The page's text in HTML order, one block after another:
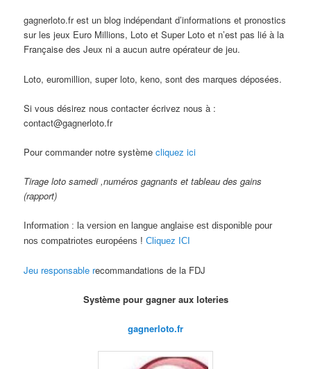
gagnerloto.fr est un blog indépendant d’informations et pronostics
sur les jeux Euro Millions, Loto et Super Loto et n’est pas lié à la
Française des Jeux ni a aucun autre opérateur de jeu.
Loto, euromillion, super loto, keno, sont des marques déposées.
Si vous désirez nous contacter écrivez nous à :
contact@gagnerloto.fr
Pour commander notre systèmecliquez ici
Tirage loto samedi ,numéros gagnants et tableau des gains
(rapport)
Information : la version en langue anglaise est disponible pour
nos compatriotes européens !Cliquez ICI
Jeu responsable recommandations de la FDJ
Système pour gagner aux loteries
gagnerloto.fr